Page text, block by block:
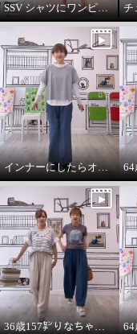
SSV シャツにワンピースをコーデしてみました。
インナーにしたらオールシーズンいけます。インナーパーカー❤️
36歳157㌢りなちゃんは60㌢丈、64歳163㌢のひがしは65㌢丈を履く